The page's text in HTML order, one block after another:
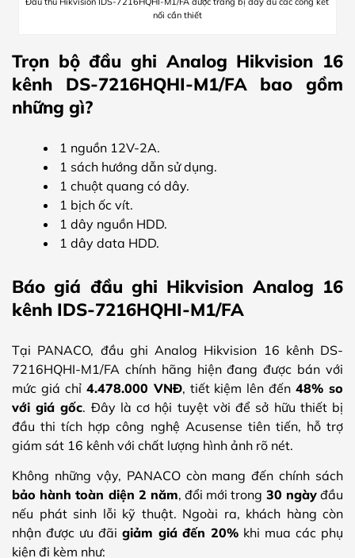
nối cần thiết
Trọn bộ đầu ghi Analog Hikvision 16
kênh DS-7216HQHI-M1/FA bao gồm
những gì?
1 nguồn 12V-2A.
1 sách hướng dẫn sử dụng.
1 chuột quang có dây.
1 bịch ốc vít.
1 dây nguồn HDD.
1 dây data HDD.
Báo giá đầu ghi Hikvision Analog 16
kênh IDS-7216HQHI-M1/FA
Tại PANACO, đầu ghi Analog Hikvision 16 kênh DS-
7216HQHI-M1/FA chính hãng hiện đang được bán với
mức giá chỉ 4.478.000 VNĐ, tiết kiệm lên đến48% so
với giá gốc. Đây là cơ hội tuyệt vời để sở hữu thiết bị
đầu thi tích hợp công nghệ Acusense tiên tiến, hỗ trợ
giám sát 16 kênh với chất lượng hình ảnh rõ nét.
Không những vậy, PANACO còn mang đến chính sách
bảo hành toàn diện 2 năm, đổi mới trong 30 ngàyđầu
nếu phát sinh lỗi kỹ thuật. Ngoài ra, khách hàng còn
nhận được ưu đãi giảm giá đến 20% khi mua các phụ
kiện đi kèm như: